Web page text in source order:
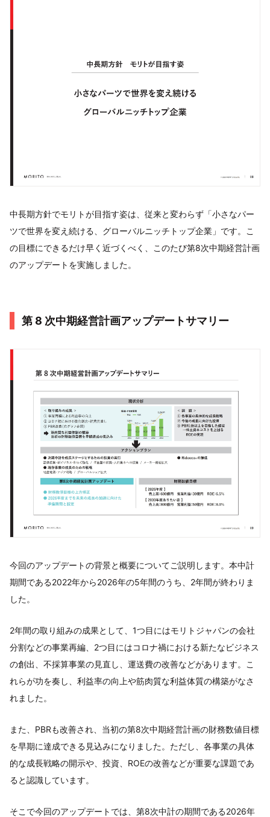
中長期方針でモリトが目指す姿は、従来と変わらず「小さなパー
ツで世界を変え続ける、グローバルニッチトップ企業」です。こ
の目標にできるだけ早く近づくべく、このたび第8次中期経営計画
のアップデートを実施しました。
第 8 次中期経営計画アップデートサマリー
今回のアップデートの背景と概要についてご説明します。本中計
期間である2022年から2026年の5年間のうち、2年間が終わりま
した。
2年間の取り組みの成果として、1つ目にはモリトジャパンの会社
分割などの事業再編、2つ目にはコロナ禍における新たなビジネス
の創出、不採算事業の見直し、運送費の改善などがあります。こ
れらが功を奏し、利益率の向上や筋肉質な利益体質の構築がなさ
れました。
また、PBRも改善され、当初の第8次中期経営計画の財務数値目標
を早期に達成できる見込みになりました。ただし、各事業の具体
的な成長戦略の開示や、投資、ROEの改善などが重要な課題であ
ると認識しています。
そこで今回のアップデートでは、第8次中計の期間である2026年